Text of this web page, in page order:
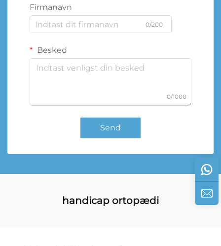
Firmanavn
0/200
Besked
0/1000
Send
handicap ortopædi